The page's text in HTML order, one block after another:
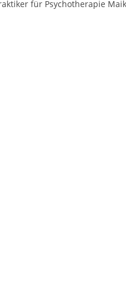
für Psychotherapie